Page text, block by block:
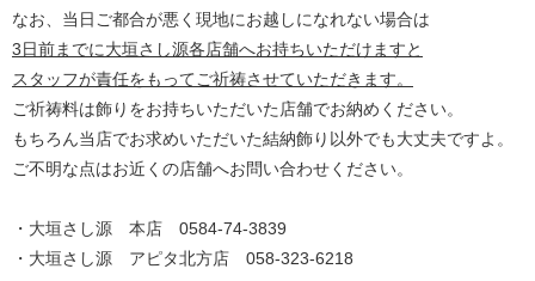
なお、当日ご都合が悪く現地にお越しになれない場合は
3日前までに大垣さし源各店舗へお持ちいただけますと
スタッフが責任をもってご祈祷させていただきます。
ご祈祷料は飾りをお持ちいただいた店舗でお納めください。
もちろん当店でお求めいただいた結納飾り以外でも大丈夫ですよ。
ご不明な点はお近くの店舗へお問い合わせください。
・大垣さし源 本店 0584-74-3839
・大垣さし源 アピタ北方店 058-323-6218